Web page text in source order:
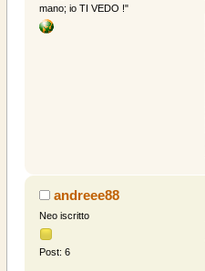
mano; io TI VEDO !"
andreee88
Neo iscritto
Post: 6